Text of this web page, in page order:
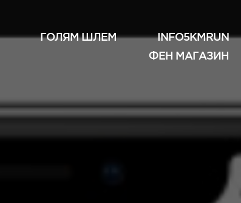
ГОЛЯМ ШЛЕМ
INFO5KMRUN
ФЕН МАГАЗИН